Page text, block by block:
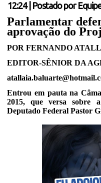
12:24| Postado por
Parlamentar
aprovação do
POR FERNANDO
EDITOR-SÊNIOR DA
Entrou em pauta na
2015, que versa sobre
Deputado Federal Pastor